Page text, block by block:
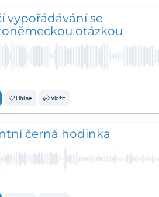
vypořádávání se
otázkou
Líbí se Vložit
černá hodinka